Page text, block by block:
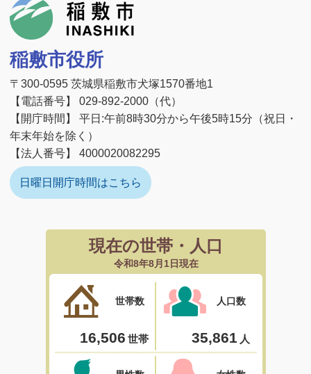
稲敷市役所
〒300-0595 茨城県稲敷市犬塚1570番地1
【電話番号】 029-892-2000（代）
【開庁時間】 平日:午前8時30分から午後5時15分（祝日・
年末年始を除く）
【法人番号】 4000020082295
日曜日開庁時間はこちら